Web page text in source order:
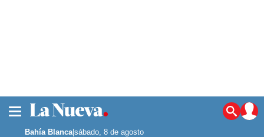
Noticias
La ciudad
Bahía Blanca|sábado, 8 de agosto